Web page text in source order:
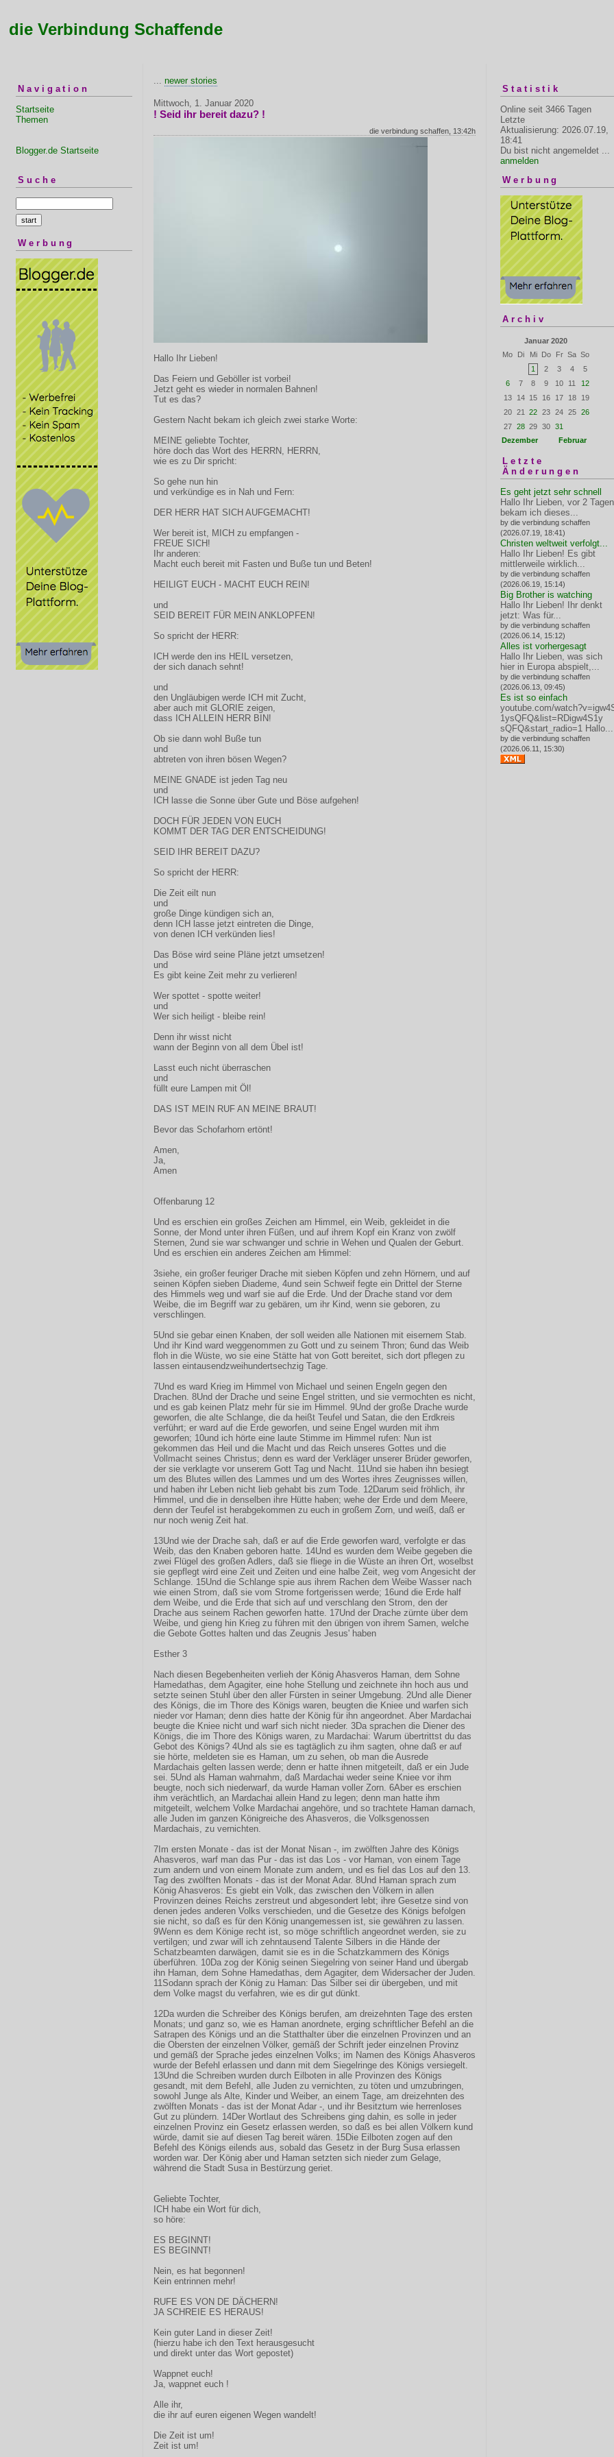
die Verbindung Schaffende
Navigation
Startseite
Themen
Blogger.de Startseite
Suche
Werbung
... newer stories
Mittwoch, 1. Januar 2020
! Seid ihr bereit dazu? !
die verbindung schaffen, 13:42h
Hallo Ihr Lieben!
Das Feiern und Geböller ist vorbei!
Jetzt geht es wieder in normalen Bahnen!
Tut es das?
Gestern Nacht bekam ich gleich zwei starke Worte:
MEINE geliebte Tochter,
höre doch das Wort des HERRN, HERRN,
wie es zu Dir spricht:
So gehe nun hin
und verkündige es in Nah und Fern:
DER HERR HAT SICH AUFGEMACHT!
Wer bereit ist, MICH zu empfangen -
FREUE SICH!
Ihr anderen:
Macht euch bereit mit Fasten und Buße tun und Beten!
HEILIGT EUCH - MACHT EUCH REIN!
und
SEID BEREIT FÜR MEIN ANKLOPFEN!
So spricht der HERR:
ICH werde den ins HEIL versetzen,
der sich danach sehnt!
und
den Ungläubigen werde ICH mit Zucht,
aber auch mit GLORIE zeigen,
dass ICH ALLEIN HERR BIN!
Ob sie dann wohl Buße tun
und
abtreten von ihren bösen Wegen?
MEINE GNADE ist jeden Tag neu
und
ICH lasse die Sonne über Gute und Böse aufgehen!
DOCH FÜR JEDEN VON EUCH
KOMMT DER TAG DER ENTSCHEIDUNG!
SEID IHR BEREIT DAZU?
So spricht der HERR:
Die Zeit eilt nun
und
große Dinge kündigen sich an,
denn ICH lasse jetzt eintreten die Dinge,
von denen ICH verkünden lies!
Das Böse wird seine Pläne jetzt umsetzen!
und
Es gibt keine Zeit mehr zu verlieren!
Wer spottet - spotte weiter!
und
Wer sich heiligt - bleibe rein!
Denn ihr wisst nicht
wann der Beginn von all dem Übel ist!
Lasst euch nicht überraschen
und
füllt eure Lampen mit Öl!
DAS IST MEIN RUF AN MEINE BRAUT!
Bevor das Schofarhorn ertönt!
Amen,
Ja,
Amen
Offenbarung 12
Und es erschien ein großes Zeichen am Himmel, ein Weib, gekleidet in die
Sonne, der Mond unter ihren Füßen, und auf ihrem Kopf ein Kranz von zwölf
Sternen, 2und sie war schwanger und schrie in Wehen und Qualen der Geburt.
Und es erschien ein anderes Zeichen am Himmel:
3siehe, ein großer feuriger Drache mit sieben Köpfen und zehn Hörnern, und auf
seinen Köpfen sieben Diademe, 4und sein Schweif fegte ein Drittel der Sterne
des Himmels weg und warf sie auf die Erde. Und der Drache stand vor dem
Weibe, die im Begriff war zu gebären, um ihr Kind, wenn sie geboren, zu
verschlingen.
5Und sie gebar einen Knaben, der soll weiden alle Nationen mit eisernem Stab.
Und ihr Kind ward weggenommen zu Gott und zu seinem Thron; 6und das Weib
floh in die Wüste, wo sie eine Stätte hat von Gott bereitet, sich dort pflegen zu
lassen eintausendzweihundertsechzig Tage.
7Und es ward Krieg im Himmel von Michael und seinen Engeln gegen den
Drachen. 8Und der Drache und seine Engel stritten, und sie vermochten es nicht,
und es gab keinen Platz mehr für sie im Himmel. 9Und der große Drache wurde
geworfen, die alte Schlange, die da heißt Teufel und Satan, die den Erdkreis
verführt; er ward auf die Erde geworfen, und seine Engel wurden mit ihm
geworfen; 10und ich hörte eine laute Stimme im Himmel rufen: Nun ist
gekommen das Heil und die Macht und das Reich unseres Gottes und die
Vollmacht seines Christus; denn es ward der Verkläger unserer Brüder geworfen,
der sie verklagte vor unserem Gott Tag und Nacht. 11Und sie haben ihn besiegt
um des Blutes willen des Lammes und um des Wortes ihres Zeugnisses willen,
und haben ihr Leben nicht lieb gehabt bis zum Tode. 12Darum seid fröhlich, ihr
Himmel, und die in denselben ihre Hütte haben; wehe der Erde und dem Meere,
denn der Teufel ist herabgekommen zu euch in großem Zorn, und weiß, daß er
nur noch wenig Zeit hat.
13Und wie der Drache sah, daß er auf die Erde geworfen ward, verfolgte er das
Weib, das den Knaben geboren hatte. 14Und es wurden dem Weibe gegeben die
zwei Flügel des großen Adlers, daß sie fliege in die Wüste an ihren Ort, woselbst
sie gepflegt wird eine Zeit und Zeiten und eine halbe Zeit, weg vom Angesicht der
Schlange. 15Und die Schlange spie aus ihrem Rachen dem Weibe Wasser nach
wie einen Strom, daß sie vom Strome fortgerissen werde; 16und die Erde half
dem Weibe, und die Erde that sich auf und verschlang den Strom, den der
Drache aus seinem Rachen geworfen hatte. 17Und der Drache zürnte über dem
Weibe, und gieng hin Krieg zu führen mit den übrigen von ihrem Samen, welche
die Gebote Gottes halten und das Zeugnis Jesus' haben
Esther 3
Nach diesen Begebenheiten verlieh der König Ahasveros Haman, dem Sohne
Hamedathas, dem Agagiter, eine hohe Stellung und zeichnete ihn hoch aus und
setzte seinen Stuhl über den aller Fürsten in seiner Umgebung. 2Und alle Diener
des Königs, die im Thore des Königs waren, beugten die Kniee und warfen sich
nieder vor Haman; denn dies hatte der König für ihn angeordnet. Aber Mardachai
beugte die Kniee nicht und warf sich nicht nieder. 3Da sprachen die Diener des
Königs, die im Thore des Königs waren, zu Mardachai: Warum übertrittst du das
Gebot des Königs? 4Und als sie es tagtäglich zu ihm sagten, ohne daß er auf
sie hörte, meldeten sie es Haman, um zu sehen, ob man die Ausrede
Mardachais gelten lassen werde; denn er hatte ihnen mitgeteilt, daß er ein Jude
sei. 5Und als Haman wahrnahm, daß Mardachai weder seine Kniee vor ihm
beugte, noch sich niederwarf, da wurde Haman voller Zorn. 6Aber es erschien
ihm verächtlich, an Mardachai allein Hand zu legen; denn man hatte ihm
mitgeteilt, welchem Volke Mardachai angehöre, und so trachtete Haman darnach,
alle Juden im ganzen Königreiche des Ahasveros, die Volksgenossen
Mardachais, zu vernichten.
7Im ersten Monate - das ist der Monat Nisan -, im zwölften Jahre des Königs
Ahasveros, warf man das Pur - das ist das Los - vor Haman, von einem Tage
zum andern und von einem Monate zum andern, und es fiel das Los auf den 13.
Tag des zwölften Monats - das ist der Monat Adar. 8Und Haman sprach zum
König Ahasveros: Es giebt ein Volk, das zwischen den Völkern in allen
Provinzen deines Reichs zerstreut und abgesondert lebt; ihre Gesetze sind von
denen jedes anderen Volks verschieden, und die Gesetze des Königs befolgen
sie nicht, so daß es für den König unangemessen ist, sie gewähren zu lassen.
9Wenn es dem Könige recht ist, so möge schriftlich angeordnet werden, sie zu
vertilgen; und zwar will ich zehntausend Talente Silbers in die Hände der
Schatzbeamten darwägen, damit sie es in die Schatzkammern des Königs
überführen. 10Da zog der König seinen Siegelring von seiner Hand und übergab
ihn Haman, dem Sohne Hamedathas, dem Agagiter, dem Widersacher der Juden.
11Sodann sprach der König zu Haman: Das Silber sei dir übergeben, und mit
dem Volke magst du verfahren, wie es dir gut dünkt.
12Da wurden die Schreiber des Königs berufen, am dreizehnten Tage des ersten
Monats; und ganz so, wie es Haman anordnete, erging schriftlicher Befehl an die
Satrapen des Königs und an die Statthalter über die einzelnen Provinzen und an
die Obersten der einzelnen Völker, gemäß der Schrift jeder einzelnen Provinz
und gemäß der Sprache jedes einzelnen Volks; im Namen des Königs Ahasveros
wurde der Befehl erlassen und dann mit dem Siegelringe des Königs versiegelt.
13Und die Schreiben wurden durch Eilboten in alle Provinzen des Königs
gesandt, mit dem Befehl, alle Juden zu vernichten, zu töten und umzubringen,
sowohl Junge als Alte, Kinder und Weiber, an einem Tage, am dreizehnten des
zwölften Monats - das ist der Monat Adar -, und ihr Besitztum wie herrenloses
Gut zu plündern. 14Der Wortlaut des Schreibens ging dahin, es solle in jeder
einzelnen Provinz ein Gesetz erlassen werden, so daß es bei allen Völkern kund
würde, damit sie auf diesen Tag bereit wären. 15Die Eilboten zogen auf den
Befehl des Königs eilends aus, sobald das Gesetz in der Burg Susa erlassen
worden war. Der König aber und Haman setzten sich nieder zum Gelage,
während die Stadt Susa in Bestürzung geriet.
Geliebte Tochter,
ICH habe ein Wort für dich,
so höre:
ES BEGINNT!
ES BEGINNT!
Nein, es hat begonnen!
Kein entrinnen mehr!
RUFE ES VON DE DÄCHERN!
JA SCHREIE ES HERAUS!
Kein guter Land in dieser Zeit!
(hierzu habe ich den Text herausgesucht
und direkt unter das Wort gepostet)
Wappnet euch!
Ja, wappnet euch !
Alle ihr,
die ihr auf euren eigenen Wegen wandelt!
Die Zeit ist um!
Zeit ist um!
Statistik
Online seit 3466 Tagen
Letzte
Aktualisierung: 2026.07.19,
18:41
Du bist nicht angemeldet ...
anmelden
Werbung
Archiv
Januar 2020
Mo
Di Mi Do Fr Sa So
1
2 3 4
5
6
7 8 9 10 11
12
13
14 15 16 17 18
19
20
21 22 23 24 25
26
27
28 29 30 31
Dezember
Februar
Letzte
Änderungen
Es geht jetzt sehr schnell
Hallo Ihr Lieben, vor 2 Tagen
bekam ich dieses...
by die verbindung schaffen
(2026.07.19, 18:41)
Christen weltweit verfolgt...
Hallo Ihr Lieben! Es gibt
mittlerweile wirklich...
by die verbindung schaffen
(2026.06.19, 15:14)
Big Brother is watching
Hallo Ihr Lieben! Ihr denkt
jetzt: Was für...
by die verbindung schaffen
(2026.06.14, 15:12)
Alles ist vorhergesagt
Hallo Ihr Lieben, was sich
hier in Europa abspielt,...
by die verbindung schaffen
(2026.06.13, 09:45)
Es ist so einfach
youtube.com/
1ysQFQ&list=RDigw4S1y
sQFQ&start_radio=1 Hallo...
by die verbindung schaffen
(2026.06.11, 15:30)